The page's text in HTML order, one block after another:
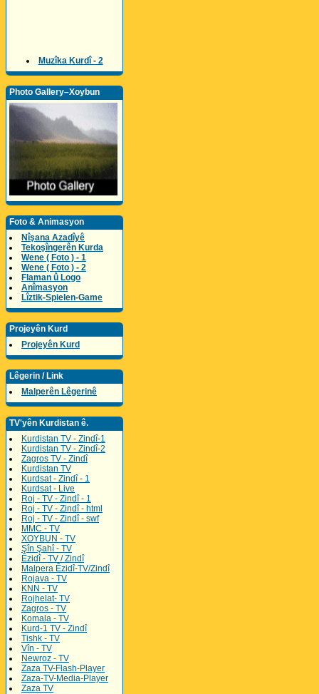
Muzîka Kurdî - 2
Photo Gallery–Xoybun
Foto & Animasyon
Nîşana Azadîyê
Tekoşîngerên Kurda
Wene ( Foto ) - 1
Wene ( Foto ) - 2
Flaman û Logo
Anîmasyon
Lîztik-Spielen-Game
Projeyên Kurd
Projeyên Kurd
Lêgerin / Link
Malperên Lêgerinê
TV'yên Kurdistan ê.
Kurdistan TV - Zindî-1
Kurdistan TV - Zindî-2
Zagros TV - Zindî
Kurdistan TV
Kurdsat - Zindî - 1
Kurdsat - Live
Roj - TV - Zindî - 1
Roj - TV - Zindî - html
Roj - TV - Zindî - swf
MMC - TV
XOYBUN - TV
Şîn Şahî - TV
Êzidî - TV / Zindî
Malpera Êzidî-TV/Zindî
Rojava - TV
KNN - TV
Rojhelat- TV
Zagros - TV
Komala - TV
Kurd-1 TV - Zindî
Tishk - TV
Vîn - TV
Newroz - TV
Zaza TV-Flash-Player
Zaza-TV-Media-Player
Zaza TV